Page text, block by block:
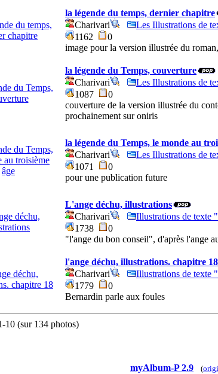
la légende du temps, dernier chapitre
Charivari
Les Illustrations de
1162
0
image pour la version illustrée du
la légende du Temps, couverture
Charivari
Les Illustrations de
1087
0
couverture de la version illustrée du
prochainement sur oniris
la légende du Temps, le monde au
Charivari
Les Illustrations de
1071
0
pour une publication future
L'ange déchu, illustrations
Charivari
Illustrations de texte
1738
0
"l'ange du bon conseil", d'après l'ange
l'ange déchu, illustrations. chapitre 18
Charivari
Illustrations de texte
1779
0
Bernardin parle aux foules
10 (sur 134 photos)
myAlbum-P 2.9 (